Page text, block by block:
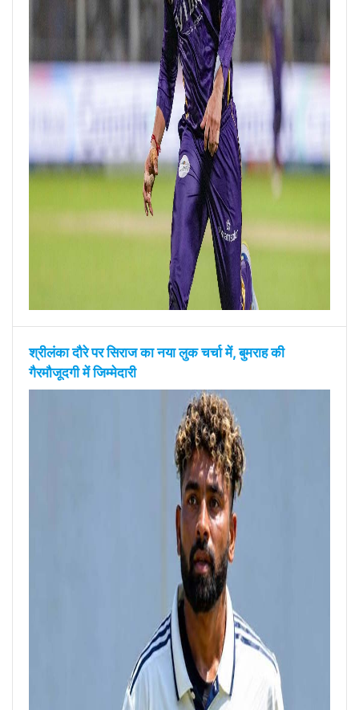
श्रीलंका दौरे पर सिराज का नया लुक चर्चा में, बुमराह की
गैरमौजूदगी में जिम्मेदारी